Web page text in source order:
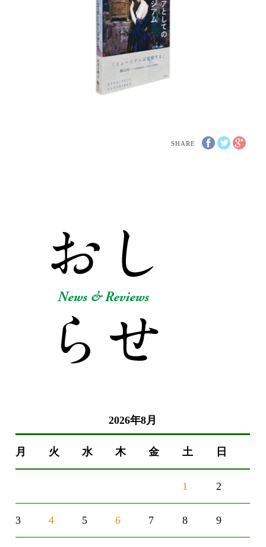
SHARE
2026年8月
月 火 水 木 金 土 日
1 2
3 4 5 6 7 8 9